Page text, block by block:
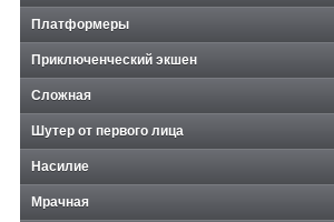
Платформеры
Приключенческий экшен
Сложная
Шутер от первого лица
Насилие
Мрачная